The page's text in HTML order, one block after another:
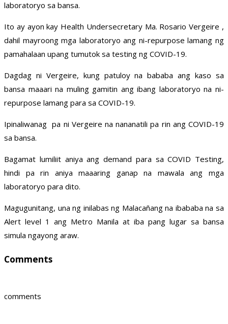
laboratoryo sa bansa.
Ito ay ayon kay Health Undersecretary Ma. Rosario Vergeire ,
dahil mayroong mga laboratoryo ang ni-repurpose lamang ng
pamahalaan upang tumutok sa testing ng COVID-19.
Dagdag ni Vergeire, kung patuloy na bababa ang kaso sa
bansa maaari na muling gamitin ang ibang laboratoryo na ni-
repurpose lamang para sa COVID-19.
Ipinaliwanag pa ni Vergeire na nananatili pa rin ang COVID-19
sa bansa.
Bagamat lumiliit aniya ang demand para sa COVID Testing,
hindi pa rin aniya maaaring ganap na mawala ang mga
laboratoryo para dito.
Magugunitang, una ng inilabas ng Malacañang na ibababa na sa
Alert level 1 ang Metro Manila at iba pang lugar sa bansa
simula ngayong araw.
Comments
comments